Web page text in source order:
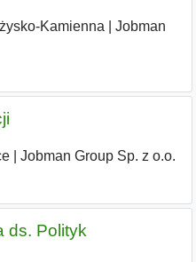
Kamienna
Jobman
| Jobman Group Sp. z o.o.
ds. Polityk